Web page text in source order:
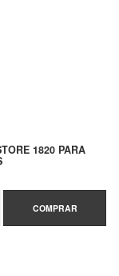
1820 PARA
COMPRAR